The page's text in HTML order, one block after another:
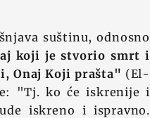
suštinu, odnosno
koji je stvorio smrt i
Onaj Koji prašta" (El-
"Tj. ko će iskrenije i
iskreno i ispravno.